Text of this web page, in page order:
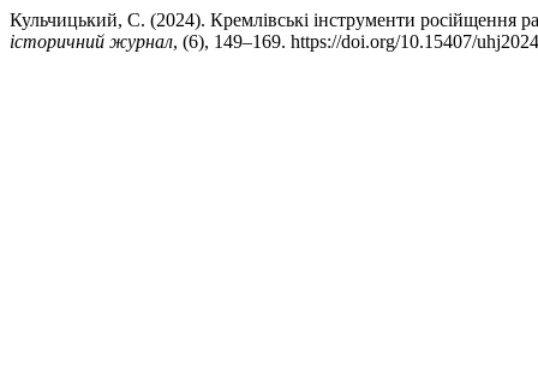
Кульчицький, С. (2024). Кремлівські інструменти російщення
історичний журнал, (6), 149–169. https://doi.org/10.15407/